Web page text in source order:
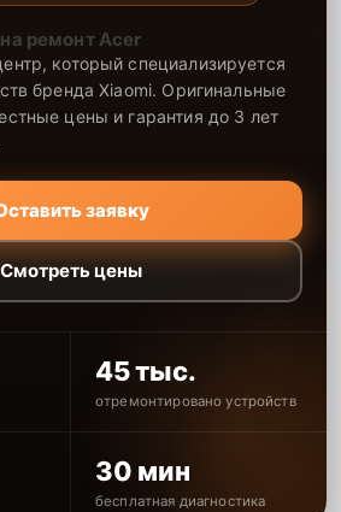
ремонт Acer
который специализируется
бренда Xiaomi. Оригинальные
цены и гарантия до 3 лет
заявку
Смотреть цены
45 тыс.
отремонтировано устройств
30 мин
бесплатная диагностика